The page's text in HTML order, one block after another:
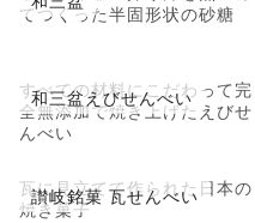
てつくった半固形状の砂糖
和三盆えびせんべい
すべての材料にこだわって完
全無添加で焼き上げたえびせ
んべい
讃岐銘菓 瓦せんべい
瓦に見立てて作られた日本の
焼き菓子